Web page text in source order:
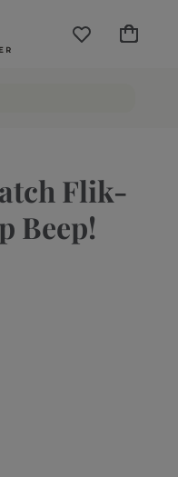
Mein
Flik-
Beep!